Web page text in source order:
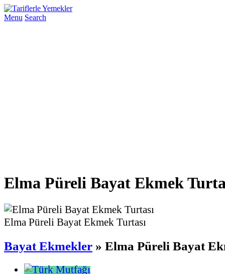
Menu Search
Elma Püreli Bayat Ekmek
Elma Püreli Bayat Ekmek Turtası
Bayat Ekmekler » Elma Püreli Bayat